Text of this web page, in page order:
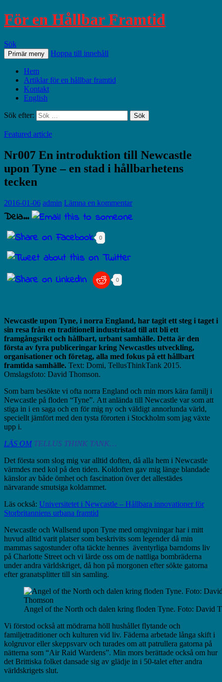
För en Hållbar Framtid
Sök
Primär meny Hoppa till innehåll
Hem
Artiklar för en hållbar framtid
Kontakt
English
Sök efter:
Featured article
Nr007 En introduktion till Newcastle
upon Tyne – en stad i hållbarhetens
tecken
2016-01-06 admin Lämna en kommentar
Dela...
0
0
Newcastle upon Tyne, i norra England, har tagit ett steg i taget i
sin resa från en traditionell industristad till att bli ett
framgångsrikt och hållbart, urbant samhälle. Detta är den
första av fyra publiceringar kring Newcastles utveckling,
organisationer och företag, alla med fokus på ett hållbart
framtida samhälle. Text: Domi, TellusThinkTank 2015.
Omslagsfoto: David Thomson.
Som barn besökte vi ofta norra England och min mors kära familj i
Newcastle på floden “Tyne”. Att anlända till Newcastle var som att
stiga in i en saga och en för mig ny och väldigt annorlunda värld,
speciellt jämfört med den tysta förorten i Stockholm som jag växte
upp i.
LÄS OMTELLUS THINK TANK…
Det första som slog mig var alltid doften, då alla hem i Newcastle
värmdes med kol på den tiden. Koldoften gav mig länge blandade
känslor av både ömhet och fascination över det allestädes
närvarande smutsiga koldammet.
Läs också: Universitetet i Newcastle – Hållbara innovationer för
Storbritanniens urbana framtid
Newcastle och Wallsend upon Tyne med omgivningar har i mitt
huvud alltid varit platser som beskrivits som legender då min
mammas sagostunder ofta täckte hennes äventyrliga barndoms liv
på Charlotte Street och vi lärde oss om de nattliga bombräderna
under andra världskriget, då hon på morgonen efter sökte gatorna
efter granatsplitter till sin samling.
Angel of the North och dalen kring floden Tyne. Foto: David
Vi förstod också att mödrarna höll hushållet flytande och
familjetraditioner och kulturen vid liv. Fäderna arbetade långa skift i
kolgruvor eller skeppsvarv och turades om att patrullera gatorna på
nätterna som “Air Raid Wardens”. Min mors berättade också om hur
det Brittiska folket dansade sig av glädje in i 50-talet efter andra
världskrigets slut.